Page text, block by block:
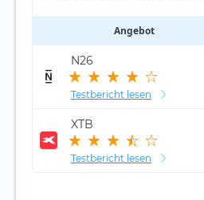
Angebot
N26
Testbericht lesen
XTB
Testbericht lesen